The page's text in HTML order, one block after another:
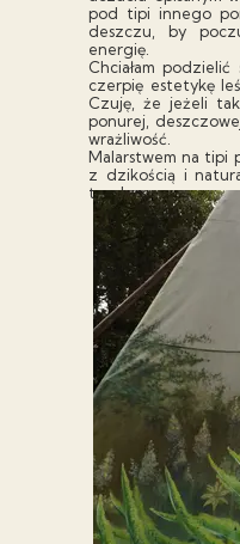
pod tipi innego
deszczu, by
energię.
Chciałam
czerpię estetykę
Czuję, że jeżeli
ponurej,
wrażliwość.
Malarstwem na tipi
z dzikością i
tam lasu.